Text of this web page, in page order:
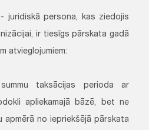
juridiskā persona, kas ziedojis
ir tiesīgs pārskata gadā
atvieglojumiem:
taksācijas perioda ar
apliekamajā bāzē, bet ne
apmērā no iepriekšējā pārskata